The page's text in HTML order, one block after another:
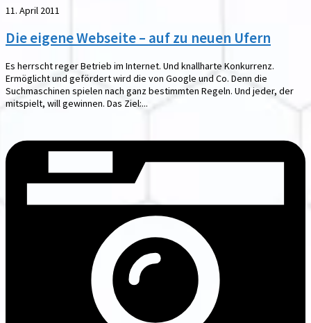
11. April 2011
Die eigene Webseite – auf zu neuen Ufern
Es herrscht reger Betrieb im Internet. Und knallharte Konkurrenz.
Ermöglicht und gefördert wird die von Google und Co. Denn die
Suchmaschinen spielen nach ganz bestimmten Regeln. Und jeder, der
mitspielt, will gewinnen. Das Ziel:...